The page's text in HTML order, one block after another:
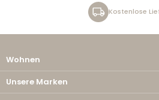
Kostenlose
Wohnen
Unsere Marken